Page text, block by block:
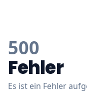
500
Fehler
Es ist ein Fehler